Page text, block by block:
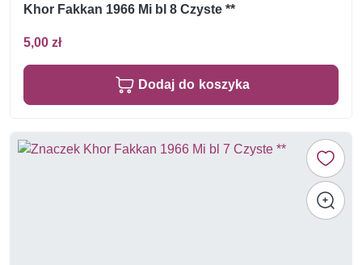
Khor Fakkan 1966 Mi bl 8 Czyste **
5,00 zł
Dodaj do koszyka